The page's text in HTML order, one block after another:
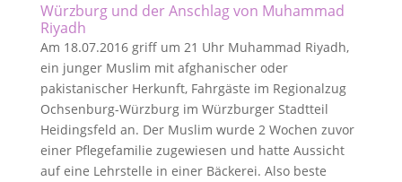
Würzburg und der Anschlag von Muhammad
Riyadh
Am 18.07.2016 griff um 21 Uhr Muhammad Riyadh,
ein junger Muslim mit afghanischer oder
pakistanischer Herkunft, Fahrgäste im Regionalzug
Ochsenburg-Würzburg im Würzburger Stadtteil
Heidingsfeld an. Der Muslim wurde 2 Wochen zuvor
einer Pflegefamilie zugewiesen und hatte Aussicht
auf eine Lehrstelle in einer Bäckerei. Also beste